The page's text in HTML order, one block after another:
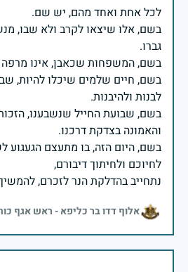
בשם, אלו שיצאו לקרב ולא שבו,
בשם, חיים שלמים שיכלו להיות,
בשם, שבועת החייל שנשבענו,
בשם, היום הזה, בו מתעצם הגעגוע
נתחייב בהדלקת הנר לזכרם,
אלוף דדו בר כליפא - ראש אגף